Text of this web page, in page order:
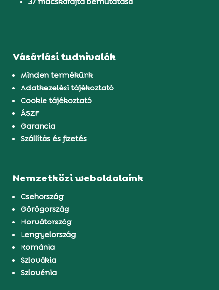
Vásárlási tudnivalók
Minden termékünk
Adatkezelési tájékoztató
Cookie tájékoztató
ÁSZF
Garancia
Szállítás és fizetés
Nemzetközi weboldalaink
Csehország
Görögország
Horvátország
Lengyelország
Románia
Szlovákia
Szlovénia